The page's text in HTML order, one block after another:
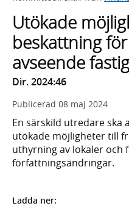
Utökade
beskattning
avseende
Dir. 2024:46
Publicerad 08 maj 2024
En särskild utredare ska
utökade möjligheter till
uthyrning av lokaler och
författningsändringar.
Ladda ner: